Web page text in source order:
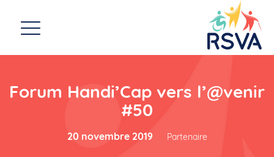
Forum Handi’Cap vers l’@venir
#50
20 novembre 2019 Partenaire